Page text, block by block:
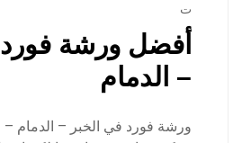
ت
أفضل ورشة فورد
– الدمام
ورشة فورد في الخبر – الدمام –